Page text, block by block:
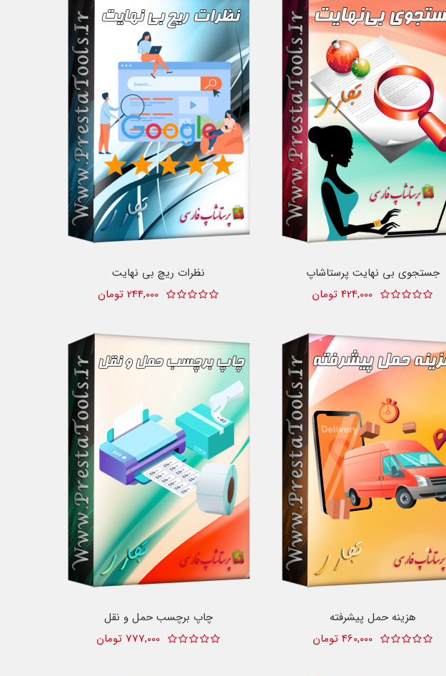
جستجوی بی نهایت پرستاشاپ
424,000 تومان
نظرات ریچ بی نهایت
244,000 تومان
هزینه حمل پیشرفته
460,000 تومان
چاپ برچسب حمل و نقل
777,000 تومان